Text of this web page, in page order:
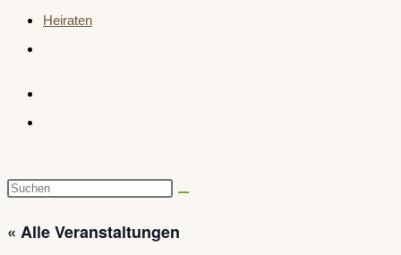
Heiraten
Diese
durchsuchen
« Alle Veranstaltungen